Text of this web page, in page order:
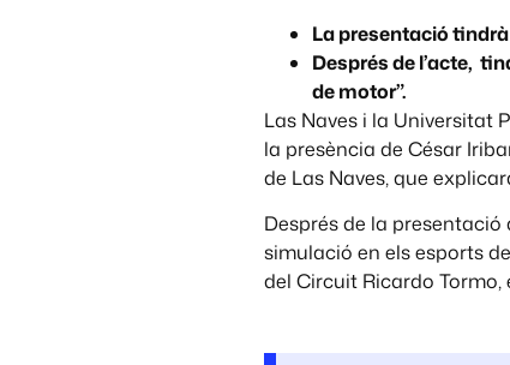
La presentació tindrà
Després de l’acte,
de motor”.
Las Naves i la Universitat
la presència de César
de Las Naves, que
Després de la presentació
simulació en els esports
del Circuit Ricardo Tormo,